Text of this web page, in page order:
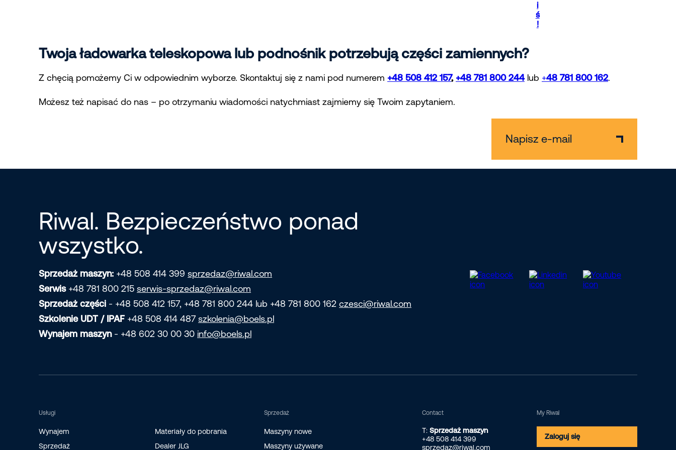
i
ś
!
Twoja ładowarka teleskopowa lub podnośnik potrzebują części zamiennych?
Z chęcią pomożemy Ci w odpowiednim wyborze. Skontaktuj się z nami pod numerem +48 508 412 157, +48 781 800 244lub +48 781 800 162.
Możesz też napisać do nas – po otrzymaniu wiadomości natychmiast zajmiemy się Twoim zapytaniem.
Napisz e-mail
Riwal. Bezpieczeństwo ponad
wszystko.
Sprzedaż maszyn: +48 508 414 399 sprzedaz@riwal.com
Serwis+48 781 800 215 serwis-sprzedaz@riwal.com
Sprzedaż części - +48 508 412 157, +48 781 800 244 lub +48 781 800 162 czesci@riwal.com
Szkolenie UDT / IPAF +48 508 414 487 szkolenia@boels.pl
Wynajem maszyn- +48 602 30 00 30 info@boels.pl
Usługi
Wynajem
Sprzedaż
Materiały do pobrania
Dealer JLG
Sprzedaż
Maszyny nowe
Maszyny używane
Contact
T: Sprzedaż maszyn
+48 508 414 399
sprzedaz@riwal.com
My Riwal
Zaloguj się